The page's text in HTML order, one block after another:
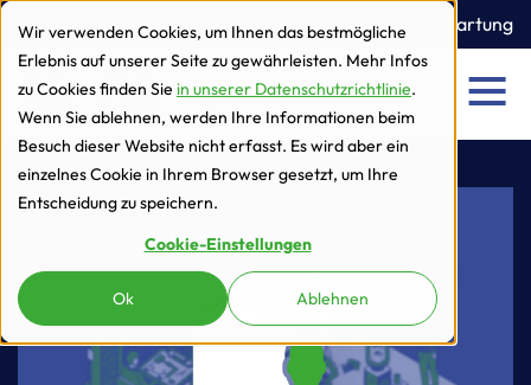
Wir verwenden Cookies, um Ihnen das bestmögliche
Erlebnis auf unserer Seite zu gewährleisten. Mehr Infos
zu Cookies finden Sie in unserer Datenschutzrichtlinie.
Wenn Sie ablehnen, werden Ihre Informationen beim
Besuch dieser Website nicht erfasst. Es wird aber ein
einzelnes Cookie in Ihrem Browser gesetzt, um Ihre
Entscheidung zu speichern.
Cookie-Einstellungen
Ok Ablehnen
zur Navigation
zum Inhalt
Ticket Fernwartung
Menu